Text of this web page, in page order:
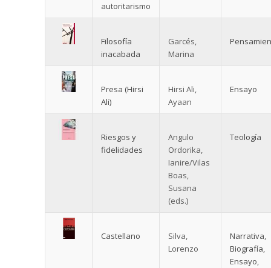
autoritarismo
Filosofía
inacabada
Garcés,
Marina
Presa (Hirsi
Ali)
Hirsi Ali,
Ayaan
Ensayo
Riesgos y
fidelidades
Angulo
Ordorika,
Ianire/Vilas
Boas,
Susana
(eds.)
Teología
Castellano
Silva,
Lorenzo
Narrativa,
Biografía,
Ensayo,